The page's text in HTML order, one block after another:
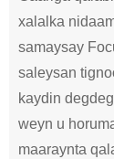
xalalka
samaysay
saleysan
kaydin
weyn u
maaraynta